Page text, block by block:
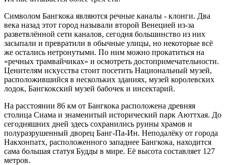
Символом Бангкока являются речные каналы - клонги. Два
века назад этот город называли второй Венецией из-за
разветвлённой сети каналов, сегодня большинство из них
засыпали и превратили в обычные улицы, но некоторые всё
же остались нетронутыми. По ним можно прокатиться на
«речных трамвайчиках» и осмотреть достопримечательности.
Ценителям искусства стоит посетить Национальный музей,
расположившийся в нескольких зданиях, музей королевских
лодок, Бангкокский музей бабочек и инсектарий.
На расстоянии 86 км от Бангкока расположена древняя
столица Сиама и знаменитый исторический парк Аюттхая. До
сегодняшних дней здесь сохранились руины храмов и
полуразрушенный дворец Банг-Па-Ин. Неподалёку от города
Накхонпатх, расположенного западнее Бангкока, находится
сама большая статуя Будды в мире. Её высота составляет 127
метров.